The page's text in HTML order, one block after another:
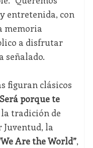
entretenida, con
memoria
a disfrutar
señalado.
figuran clásicos
porque te
la tradición de
Juventud, la
Are the World”,